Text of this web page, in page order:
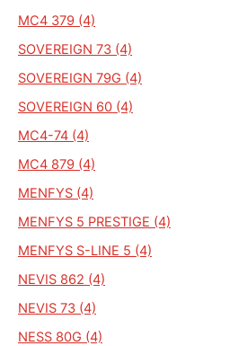
MC4 379 (4)
SOVEREIGN 73 (4)
SOVEREIGN 79G (4)
SOVEREIGN 60 (4)
MC4-74 (4)
MC4 879 (4)
MENFYS (4)
MENFYS 5 PRESTIGE (4)
MENFYS S-LINE 5 (4)
NEVIS 862 (4)
NEVIS 73 (4)
NESS 80G (4)